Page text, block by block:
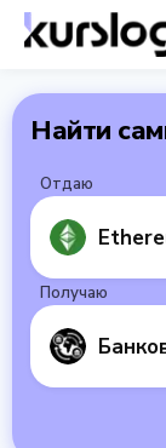
Найти
Отдаю
Получаю